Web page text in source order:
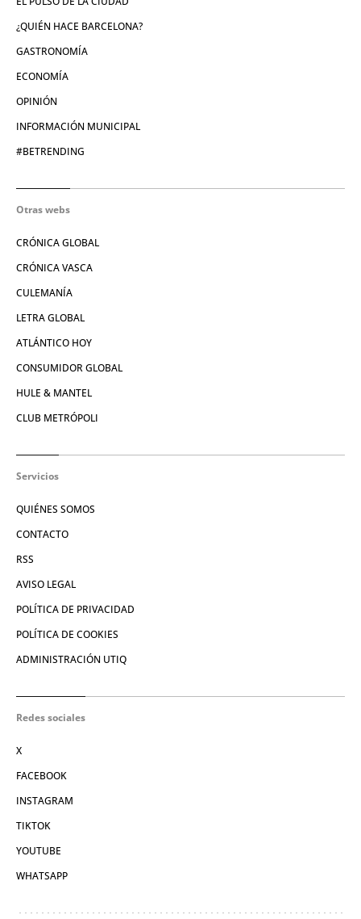
¿QUIÉN HACE BARCELONA?
GASTRONOMÍA
ECONOMÍA
OPINIÓN
INFORMACIÓN MUNICIPAL
#BETRENDING
Otras webs
CRÓNICA GLOBAL
CRÓNICA VASCA
CULEMANÍA
LETRA GLOBAL
ATLÁNTICO HOY
CONSUMIDOR GLOBAL
HULE & MANTEL
CLUB METRÓPOLI
Servicios
QUIÉNES SOMOS
CONTACTO
RSS
AVISO LEGAL
POLÍTICA DE PRIVACIDAD
POLÍTICA DE COOKIES
ADMINISTRACIÓN UTIQ
Redes sociales
X
FACEBOOK
INSTAGRAM
TIKTOK
YOUTUBE
WHATSAPP